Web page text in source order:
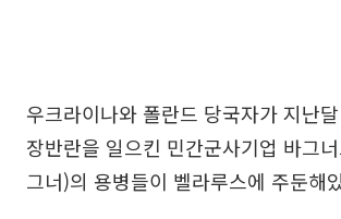
우크라이나와 폴란드 당국자가 지난
장반란을 일으킨 민간군사기업 바그
그너)의 용병들이 벨라루스에 주둔해